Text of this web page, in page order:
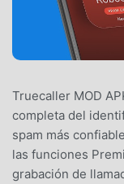
Truecaller MOD
completa del
spam más
las funciones
grabación de